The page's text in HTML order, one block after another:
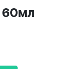
60мл